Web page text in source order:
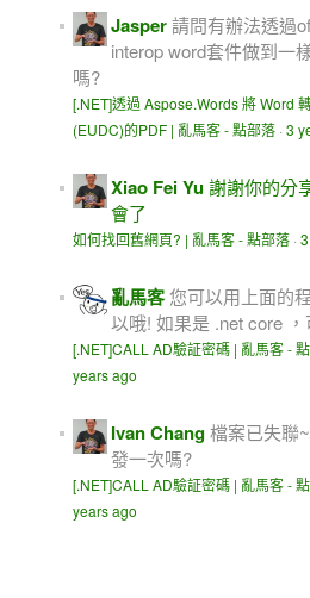
Jasper請問有辦法透過
interop word套件做到一
嗎?
[.NET]透過 Aspose.Words 將 Word
(EUDC)的PDF | 亂馬客 - 點部落 · 3
Xiao Fei Yu謝謝你的分
會了
如何找回舊網頁? | 亂馬客 - 點部落 ·
亂馬客 您可以用上面的
以哦! 如果是 .net core
[.NET]CALL AD驗証密碼 | 亂馬客 -
years ago
Ivan Chang檔案已失聯
發一次嗎?
[.NET]CALL AD驗証密碼 | 亂馬客 -
years ago